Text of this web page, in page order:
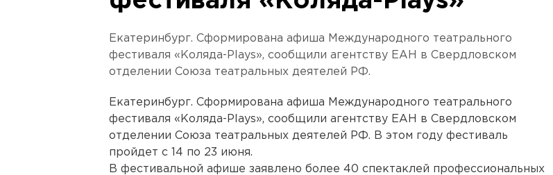
Екатеринбург. Сформирована афиша Международного театрального
фестиваля «Коляда-Plays», сообщили агентству ЕАН в Свердловском
отделении Союза театральных деятелей РФ.
Екатеринбург. Сформирована афиша Международного театрального
фестиваля «Коляда-Plays», сообщили агентству ЕАН в Свердловском
отделении Союза театральных деятелей РФ. В этом году фестиваль
пройдет с 14 по 23 июня.
В фестивальной афише заявлено более 40 спектаклей профессиональных